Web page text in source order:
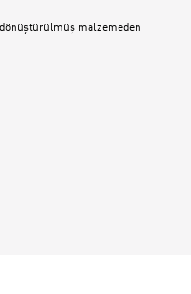
dönüştürülmüş malzemeden